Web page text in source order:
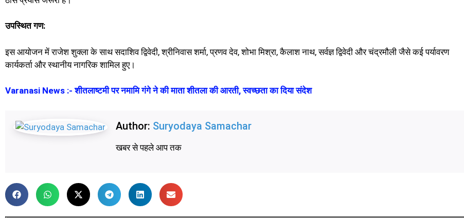
उपस्थित गण:
इस आयोजन में राजेश शुक्ला के साथ सदाशिव द्विवेदी, श्रीनिवास शर्मा, प्रणव देव, शोभा मिश्रा, कैलाश नाथ, सर्वज्ञ द्विवेदी और चंद्रमौली जैसे कई पर्यावरण
कार्यकर्ता और स्थानीय नागरिक शामिल हुए।
Varanasi News :- शीतलाष्टमी पर नमामि गंगे ने की माता शीतला की आरती, स्वच्छता का दिया संदेश
Author: Suryodaya Samachar
खबर से पहले आप तक